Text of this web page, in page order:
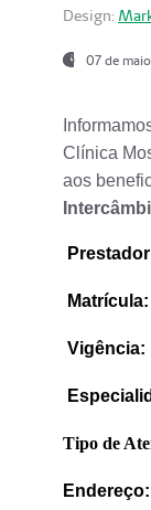
Design:
07 de
Clínica
aos
Prestador
Matrícula:
Vigência:
Tipo de
Endereço: